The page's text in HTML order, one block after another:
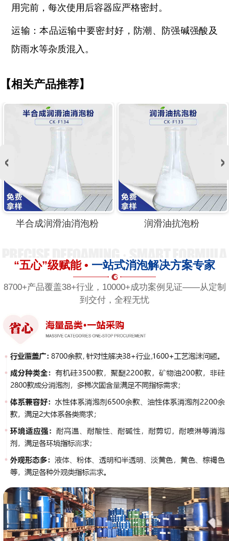
用完前，每次使用后容器应严格密封。
运输：本品运输中要密封好，防潮、防强碱强酸及
防雨水等杂质混入。
【相关产品推荐】
润滑油抗泡粉 润滑油消泡粉
“五心”级赋能 • 一站式消泡解决方案专家
8700+产品覆盖38+行业，10000+成功案例见证——从定制
到交付，全程无忧